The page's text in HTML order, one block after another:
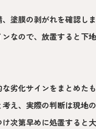
塗膜の剥がれを確認し
なので、放置すると下
劣化サインをまとめた
え、実際の判断は現地
次第早めに処置すると